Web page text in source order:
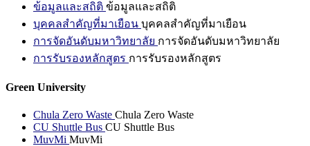
ข้อมูลและสถิติ ข้อมูลและสถิติ
บุคคลสำคัญที่มาเยือน บุคคลสำคัญที่มาเยือน
การจัดอันดับมหาวิทยาลัย การจัดอันดับมหาวิทยาลัย
การรับรองหลักสูตร การรับรองหลักสูตร
Green University
Chula Zero Waste Chula Zero Waste
CU Shuttle Bus CU Shuttle Bus
MuvMi MuvMi